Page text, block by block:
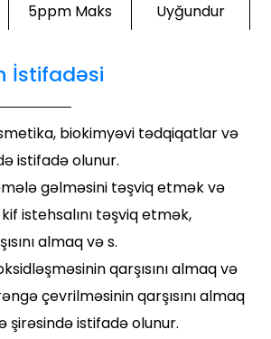
5ppm Maks Uyğundur
İstifadəsi
biokimyəvi tədqiqatlar və
istifadə olunur.
gəlməsini təşviq etmək və
istehsalını təşviq etmək,
almaq və s.
qarşısını almaq və
çevrilməsinin qarşısını almaq
şirəsində istifadə olunur.